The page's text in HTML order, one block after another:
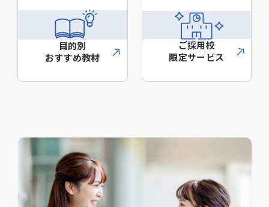
目的別
おすすめ教材
ご採用校
限定サービス